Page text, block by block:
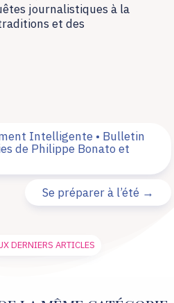
journalistiques à la
et des
Intelligente • Bulletin
de Philippe Bonato et
Se préparer à l’été→
DERNIERS ARTICLES